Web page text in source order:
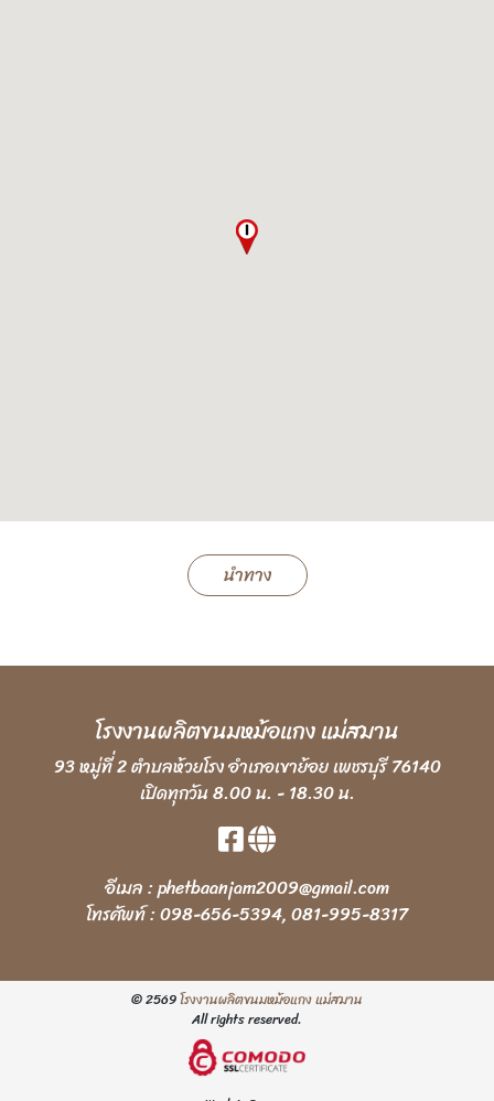
นำทาง
โรงงานผลิตขนมหม้อแกง แม่สมาน
93 หมู่ที่ 2 ตำบลห้วยโรง อำเภอเขาย้อย เพชรบุรี 76140
เปิดทุกวัน 8.00 น. - 18.30 น.
อีเมล :phetbaanjam2009@gmail.com
โทรศัพท์ :098-656-5394,081-995-8317
© 2569โรงงานผลิตขนมหม้อแกง แม่สมาน
All rights reserved.